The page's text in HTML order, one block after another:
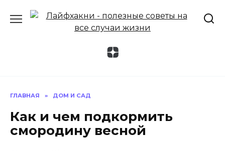
ГЛАВНАЯ » ДОМ И САД
Как и чем подкормить
смородину весной